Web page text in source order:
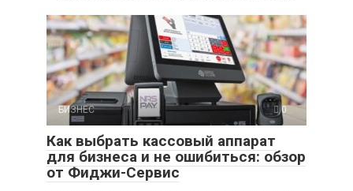
БИЗНЕС 0
Как выбрать кассовый аппарат
для бизнеса и не ошибиться: обзор
от Фиджи-Сервис